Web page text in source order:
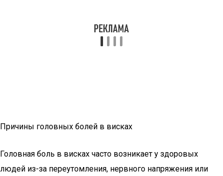
Причины головных болей в висках
Головная боль в висках часто возникает у здоровых
людей из-за переутомления, нервного напряжения или